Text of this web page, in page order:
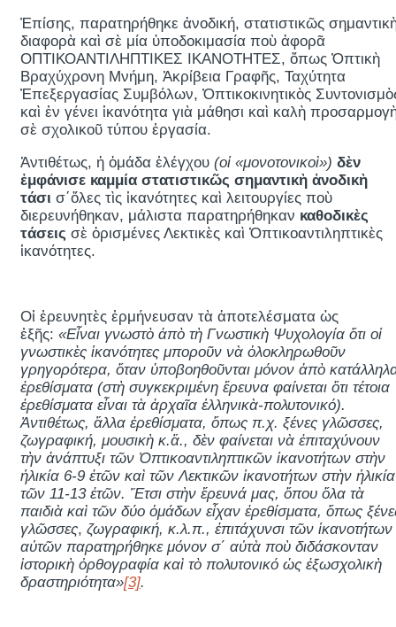
Ἐπίσης, παρατηρήθηκε ἀνοδική, στατιστικῶς
διαφορὰ καὶ σὲ μία ὑποδοκιμασία ποὺ ἀφορᾶ
ΟΠΤΙΚΟΑΝΤΙΛΗΠΤΙΚΕΣ ΙΚΑΝΟΤΗΤΕΣ, ὅπως Ὀπτικὴ
Βραχύχρονη Μνήμη, Ἀκρίβεια Γραφῆς, Ταχύτητα
Ἐπεξεργασίας Συμβόλων, Ὀπτικοκινητικὸς
καὶ ἐν γένει ἱκανότητα γιὰ μάθησι καὶ καλὴ
σὲ σχολικοῦ τύπου ἐργασία.
Ἀντιθέτως, ἡ ὁμάδα ἐλέγχου (οἱ «μονοτονικοὶ») δὲν
ἐμφάνισε καμμία στατιστικῶς σημαντικὴ ἀνοδικὴ
τάσι σ΄ὅλες τὶς ἱκανότητες καὶ λειτουργίες ποὺ
διερευνήθηκαν, μάλιστα παρατηρήθηκαν καθοδικὲς
τάσεις σὲ ὁρισμένες Λεκτικὲς καὶ Ὀπτικοαντιληπτικὲς
ἱκανότητες.
Οἱ ἐρευνητὲς ἑρμήνευσαν τὰ ἀποτελέσματα ὡς
ἑξῆς: «Εἶναι γνωστὸ ἀπὸ τὴ Γνωστικὴ Ψυχολογία ὅτι οἱ
γνωστικὲς ἱκανότητες μποροῦν νὰ ὁλοκληρωθοῦν
γρηγορότερα, ὅταν ὑποβοηθοῦνται μόνον ἀπὸ
ἐρεθίσματα (στὴ συγκεκριμένη ἔρευνα φαίνεται ὅτι τέτοια
ἐρεθίσματα εἶναι τὰ ἀρχαῖα ἑλληνικὰ-πολυτονικό).
Ἀντιθέτως, ἄλλα ἐρεθίσματα, ὅπως π.χ. ξένες γλῶσσες,
ζωγραφική, μουσικὴ κ.ἄ., δὲν φαίνεται νὰ ἐπιταχύνουν
τὴν ἀνάπτυξι τῶν Ὀπτικοαντιληπτικῶν ἱκανοτήτων στὴν
ἡλικία 6-9 ἐτῶν καὶ τῶν Λεκτικῶν ἱκανοτήτων στὴν ἡλικία
τῶν 11-13 ἐτῶν. Ἔτσι στὴν ἔρευνά μας, ὅπου ὅλα τὰ
παιδιὰ καὶ τῶν δύο ὁμάδων εἶχαν ἐρεθίσματα, ὅπως
γλῶσσες, ζωγραφική, κ.λ.π., ἐπιτάχυνσι τῶν ἱκανοτήτων
αὐτῶν παρατηρήθηκε μόνον σ΄ αὐτὰ ποὺ διδάσκονταν
ἱστορικὴ ὀρθογραφία καὶ τὸ πολυτονικό ὡς ἐξωσχολικὴ
δραστηριότητα»[3].